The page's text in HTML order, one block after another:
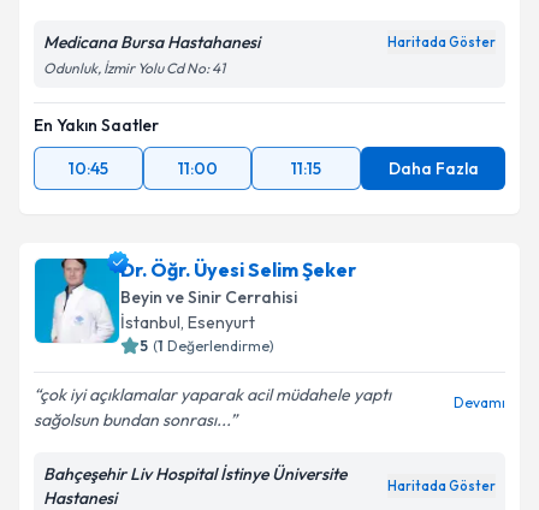
Kişisel verilerimin işlenmesine ilişkin
Aydınlatma
Metni'ni okudum ve kişisel verilerimin belirtilen
Takvim Talebini Gönder
Medicana Bursa Hastahanesi Haritada Göster
Odunluk, İzmir Yolu Cd No: 41
En Yakın Saatler
10:45
11:00 11:15 Daha Fazla
Dr. Öğr. Üyesi Selim Şeker
Beyin ve Sinir Cerrahisi
İstanbul, Esenyurt
5 (1 Değerlendirme)
çok iyi açıklamalar yaparak acil müdahele yaptı
sağolsun bundan sonrası...
Devamı
Bahçeşehir Liv Hospital İstinye Üniversite
Hastanesi
Haritada Göster